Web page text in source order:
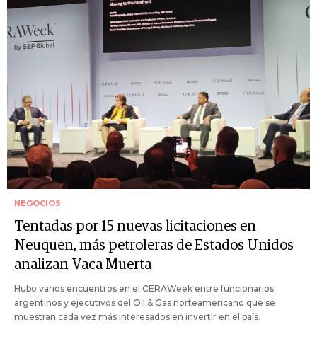
NEGOCIOS
Tentadas por 15 nuevas licitaciones en
Neuquen, más petroleras de Estados Unidos
analizan Vaca Muerta
Hubo varios encuentros en el CERAWeek entre funcionarios
argentinos y ejecutivos del Oil & Gas norteamericano que se
muestran cada vez más interesados en invertir en el país.